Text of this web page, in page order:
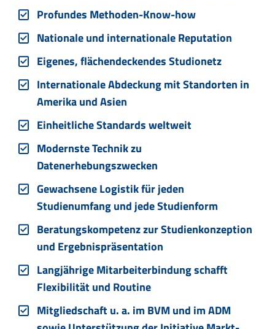
Profundes Methoden-Know-how
Nationale und internationale Reputation
Eigenes, flächendeckendes Studionetz
Internationale Abdeckung mit Standorten in
Amerika und Asien
Einheitliche Standards weltweit
Modernste Technik zu
Datenerhebungszwecken
Gewachsene Logistik für jeden
Studienumfang und jede Studienform
Beratungskompetenz zur Studienkonzeption
und Ergebnispräsentation
Langjährige Mitarbeiterbindung schafft
Flexibilität und Routine
Mitgliedschaft u. a. im BVM und im ADM